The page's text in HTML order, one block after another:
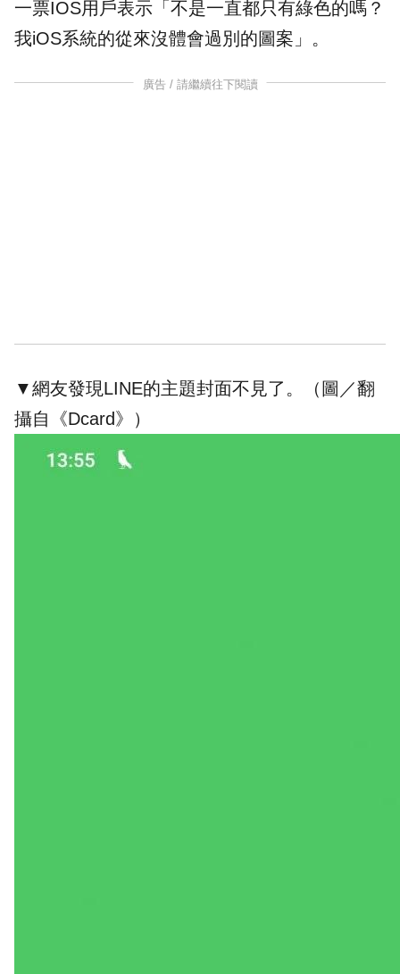
一票IOS用戶表示「不是一直都只有綠色的嗎？
我iOS系統的從來沒體會過別的圖案」。
廣告 / 請繼續往下閱讀
▼網友發現LINE的主題封面不見了。（圖／翻
攝自《Dcard》）